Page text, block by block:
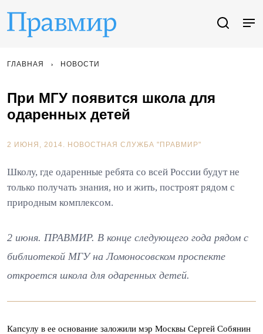
ГЛАВНАЯ НОВОСТИ
При МГУ появится школа для
одаренных детей
2 ИЮНЯ, 2014. НОВОСТНАЯ СЛУЖБА "ПРАВМИР"
Школу, где одаренные ребята со всей России будут не
только получать знания, но и жить, построят рядом с
природным комплексом.
2 июня. ПРАВМИР. В конце следующего года рядом с
библиотекой МГУ на Ломоносовском проспекте
откроется школа для одаренных детей.
Капсулу в ее основание заложили мэр Москвы Сергей Собянин